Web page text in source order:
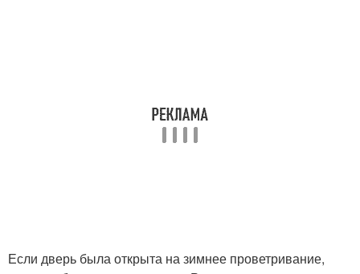
Если дверь была открыта на зимнее проветривание,